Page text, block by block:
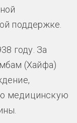
поддержке.
году. За
(Хайфа)
медицинскую